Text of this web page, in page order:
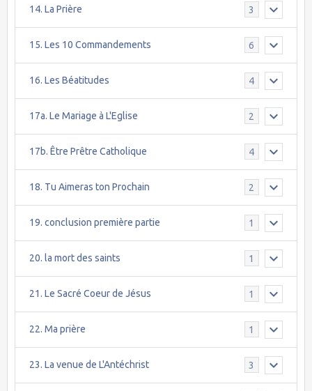
14. La Prière 3
15. Les 10 Commandements 6
16. Les Béatitudes 4
17a. Le Mariage à L'Eglise 2
17b. Être Prêtre Catholique 4
18. Tu Aimeras ton Prochain 2
19. conclusion première partie 1
20. la mort des saints 1
21. Le Sacré Coeur de Jésus 1
22. Ma prière 1
23. La venue de L'Antéchrist 3